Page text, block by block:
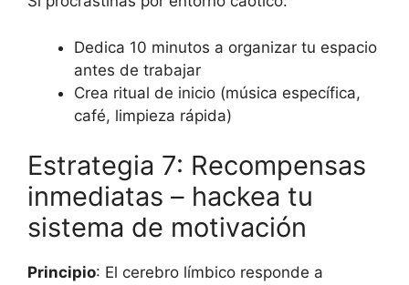
Dedica 10 minutos a organizar tu espacio
antes de trabajar
Crea ritual de inicio (música específica,
café, limpieza rápida)
Estrategia 7: Recompensas
inmediatas – hackea tu
sistema de motivación
Principio: El cerebro límbico responde a